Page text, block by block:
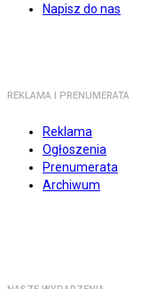
Napisz do nas
REKLAMA I PRENUMERATA
Reklama
Ogłoszenia
Prenumerata
Archiwum